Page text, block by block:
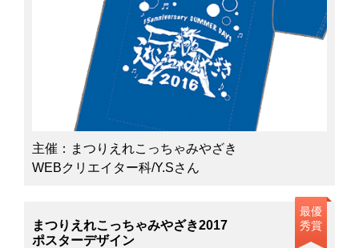
主催：まつりえれこっちゃみやざき
WEBクリエイター科/Y.Sさん
最優
秀賞
まつりえれこっちゃみやざき2017
ポスターデザイン